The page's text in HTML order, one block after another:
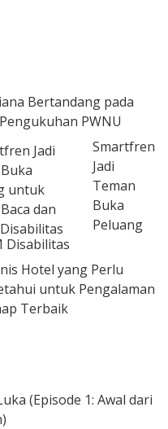
Bertandang pada
PWNU
Smartfren
Jadi
Teman
Buka
Peluang
Disabilitas
Hotel yang Perlu
untuk Pengalaman
Terbaik
(Episode 1: Awal dari